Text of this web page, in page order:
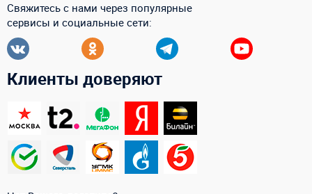
Свяжитесь с нами через популярные
сервисы и социальные сети:
Клиенты доверяют